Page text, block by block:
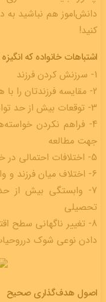
دانش‌اموز هم نباشید به
کنید!
اشتباهات خانواده که
1- سرزنش کردن فرزند
2- مقایسه فرزندتان را با هم سن و سالانش
3- توقعات بیش از حد توانایی او
4- فراهم نکردن
جهت مطالعه
5- اختلافات احتمالی در خانواده‌ها
6- اختلاف میان فرزند و والدین که موجب لجبازی اون می‌شود.
7- وابستگی بیش از
تحصیلی
8- تغییر ناگهانی سطح
دادن نوعی شوک
اصول هدف‌گذاری صحیح